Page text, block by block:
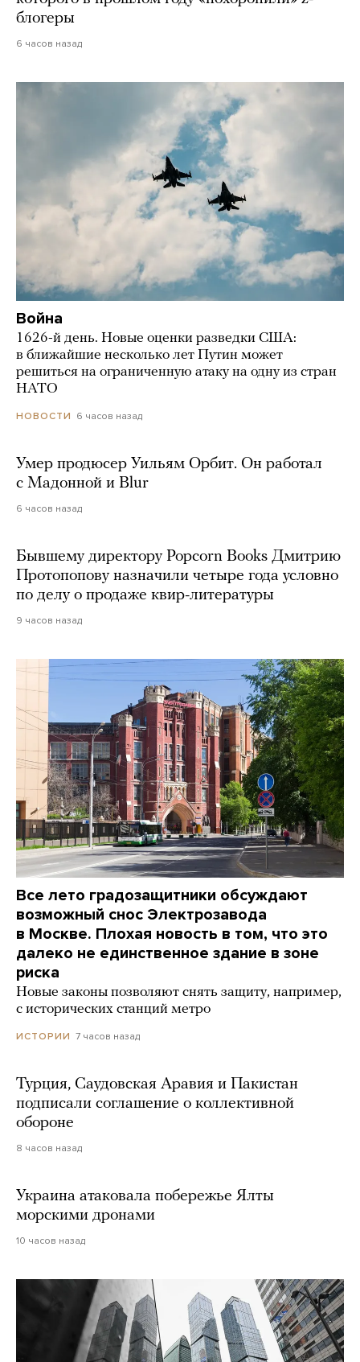
блогеры
6 часов назад
Война
1626-й день. Новые оценки разведки США:
в ближайшие несколько лет Путин может
решиться на ограниченную атаку на одну из стран
НАТО
НОВОСТИ 6 часов назад
Умер продюсер Уильям Орбит. Он работал
с Мадонной и Blur
6 часов назад
Бывшему директору Popcorn Books Дмитрию
Протопопову назначили четыре года условно
по делу о продаже квир-литературы
9 часов назад
Все лето градозащитники обсуждают
возможный снос Электрозавода
в Москве. Плохая новость в том, что это
далеко не единственное здание в зоне
риска
Новые законы позволяют снять защиту, например,
с исторических станций метро
ИСТОРИИ 7 часов назад
Турция, Саудовская Аравия и Пакистан
подписали соглашение о коллективной
обороне
8 часов назад
Украина атаковала побережье Ялты
морскими дронами
10 часов назад